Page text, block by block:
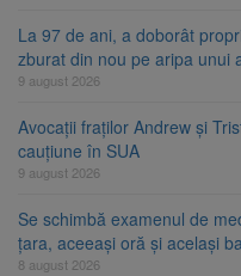
La 97 de ani, a doborât
zburat din nou pe aripa unui
9 august 2026
Avocații fraților Andrew și
cauțiune în SUA
9 august 2026
Se schimbă examenul de
țara, aceeași oră și același
8 august 2026